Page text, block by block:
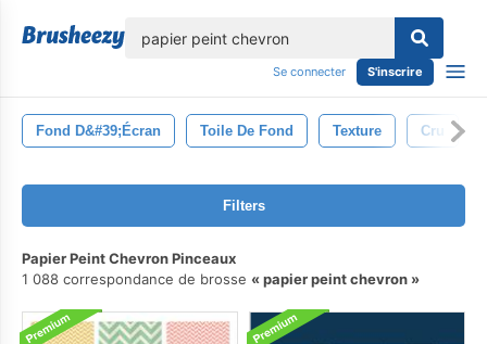
Se connecter S'inscrire
Fond D&#39;écran Toile De Fond Texture Cru
Filters
Papier Peint Chevron Pinceaux
1 088 correspondance de brosse
papier peint chevron